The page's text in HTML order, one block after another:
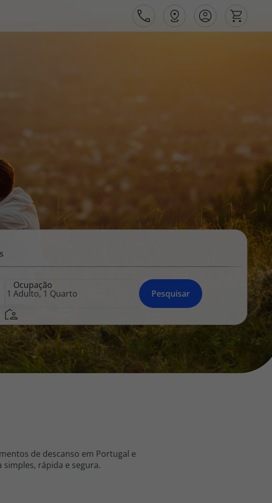
Apoio ao cliente no Estrangeiro
facilidade na marcação das suas viagens, tem ainda ao seu
dispor o nosso call center a funcionar todos os dias úteis das
10:00 às 20:00 e Sábado das 10:00 às 14:00.
Ocupação
Pesquisar
de descanso em Portugal e
rápida e segura.